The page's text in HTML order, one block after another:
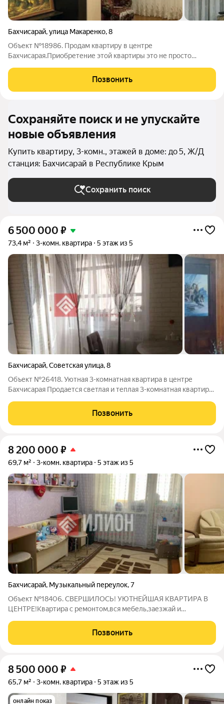
Бахчисарай,улица Макаренко,8
Объект №18986. Продам квартиру в центре
Бахчисарая.Приобретение этой квартиры это не просто
пространство для вашей семьи. Просторные изолированные
комнаты позволят каждому члену семьи насладиться
Позвонить
Сохраняйте поиск и не упускайте
новые объявления
Купить квартиру, 3-комн., этажей в доме: до 5, Ж/Д
станция: Бахчисарай в Республике Крым
Сохранить поиск
6 500 000 ₽
73,4 м² 3-комн. квартира 5 этаж из 5
Бахчисарай,Советская улица,8
Объект №26418. Уютная 3-комнатная квартира в центре
Бахчисарая Продается светлая и теплая 3-комнатная квартира
которая ценит комфорт и развитую инфраструктуру. О
квартире: Этаж: 5/5 (крыша
Позвонить
8 200 000 ₽
69,7 м² 3-комн. квартира 5 этаж из 5
Бахчисарай, Музыкальный переулок,7
Объект №18406. СВЕРШИЛОСЬ! УЮТНЕЙШАЯ КВАРТИРА В
ЦЕНТРЕ!Квартира с ремонтом,вся мебель,заезжай и
инфраструктурной паутины города, (городская больница,
школьная академия, строительный колледж, торговый
Позвонить
8 500 000 ₽
65,7 м² 3-комн. квартира 5 этаж из 5
онлайн показ